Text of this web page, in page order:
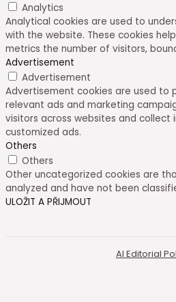
Analytics
Analytical cookies are used to
with the website. These cookies
metrics the number of visitors,
Advertisement
Advertisement
Advertisement cookies are used to
relevant ads and marketing
visitors across websites and
customized ads.
Others
Others
Other uncategorized cookies are
analyzed and have not been
ULOŽIT A PŘIJMOUT
AI Editorial